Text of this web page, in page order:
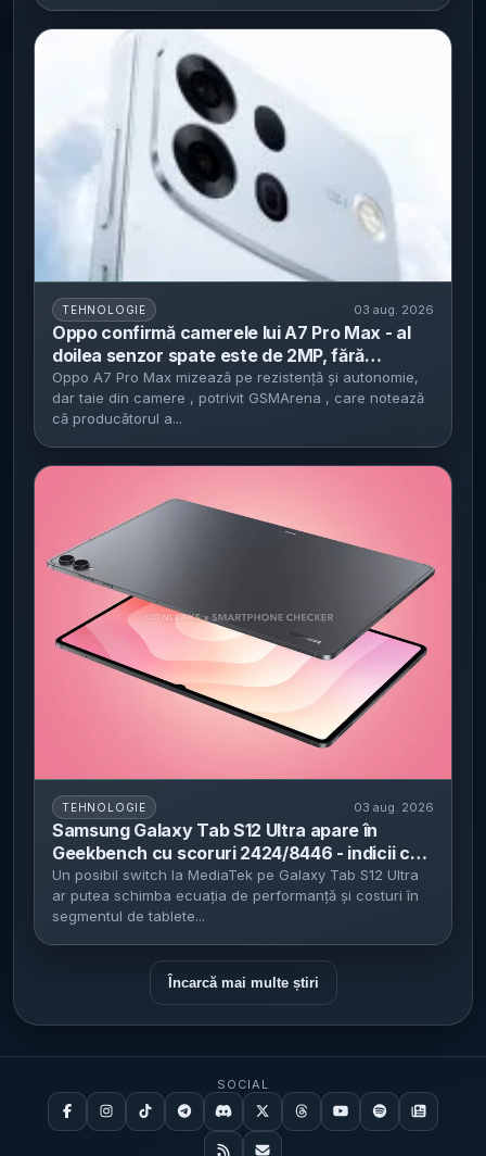
TEHNOLOGIE 03 aug. 2026
Oppo confirmă camerele lui A7 Pro Max - al
doilea senzor spate este de 2MP, fără
ultrawide sau telephoto
Oppo A7 Pro Max mizează pe rezistență și autonomie,
dar taie din camere , potrivit GSMArena , care notează
că producătorul a...
TEHNOLOGIE 03 aug. 2026
Samsung Galaxy Tab S12 Ultra apare în
Geekbench cu scoruri 2424/8446 - indicii că
tableta va folosi MediaTek Dimensity 9500 și
12 GB RAM
Un posibil switch la MediaTek pe Galaxy Tab S12 Ultra
ar putea schimba ecuația de performanță și costuri în
segmentul de tablete...
Încarcă mai multe știri
SOCIAL